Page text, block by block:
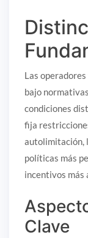
Las
bajo
condiciones
fija
autolimitación,
políticas más
incentivos
Clave